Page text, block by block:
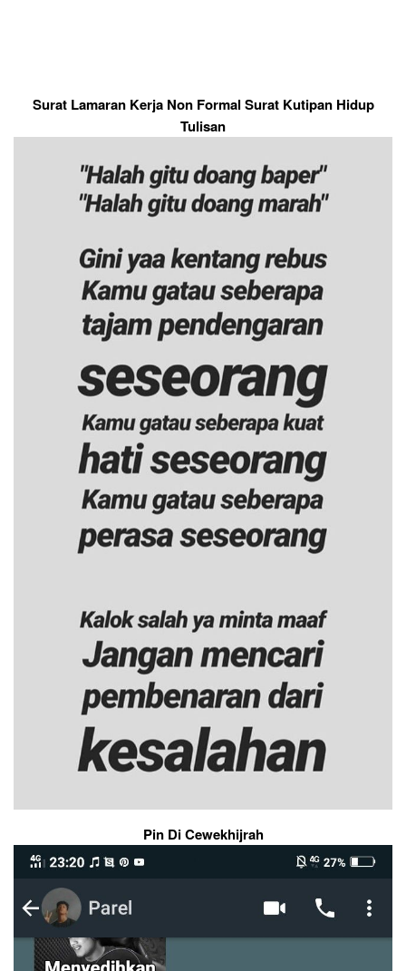
Surat Lamaran Kerja Non Formal Surat Kutipan Hidup
Tulisan
Pin Di Cewekhijrah